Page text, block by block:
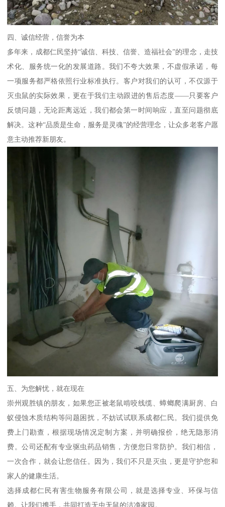
四、诚信经营，信誉为本
多年来，成都仁民坚持“诚信、科技、信誉、造福社会”的理念，走技
术化、服务统一化的发展道路。我们不夸大效果，不虚假承诺，每
一项服务都严格依照行业标准执行。客户对我们的认可，不仅源于
灭虫鼠的实际效果，更在于我们主动跟进的售后态度——只要客户
反馈问题，无论距离远近，我们都会第一时间响应，直至问题彻底
解决。这种“品质是生命，服务是灵魂”的经营理念，让众多老客户愿
意主动推荐新朋友。
五、为您解忧，就在现在
崇州观胜镇的朋友，如果您正被老鼠啃咬线缆、蟑螂爬满厨房、白
蚁侵蚀木质结构等问题困扰，不妨试试联系成都仁民。我们提供免
费上门勘查，根据现场情况定制方案，并明确报价，绝无隐形消
费。公司还配有专业驱虫药品销售，方便您日常防护。我们相信，
一次合作，就会让您信任。因为，我们不只是灭虫，更是守护您和
家人的健康生活。
选择成都仁民有害生物服务有限公司，就是选择专业、环保与信
赖。让我们携手，共同打造无虫无鼠的洁净家园。